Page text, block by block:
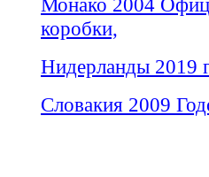
коробки,
Нидерланды 2019
Словакия 2009